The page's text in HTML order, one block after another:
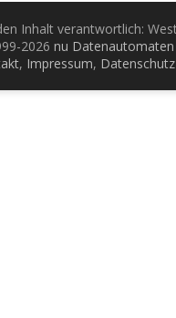
Inhalt verantwortlich:
2026 nu
, Impressum, Datenschutz